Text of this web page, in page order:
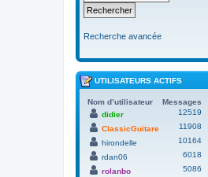
Recherche avancée
UTILISATEURS ACTIFS
Nom d’utilisateur
Messages
didier
12519
ClassicGuitare
11908
hirondelle
10164
rdan06
6018
rolanbo
5086